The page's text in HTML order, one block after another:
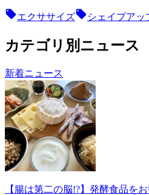
エクササイズ シェイプアッ
カテゴリ別ニュース
新着ニュース
【腸は第二の脳!?】発酵食品を